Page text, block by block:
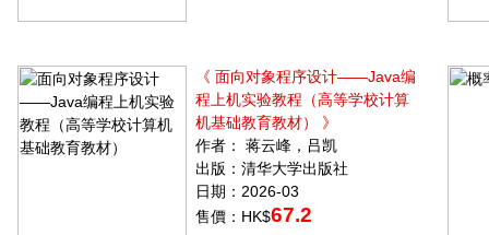
《 面向对象程序设计——Java编
程上机实验教程（高等学校计算
机基础教育教材） 》
作者： 蒋云峰，吕凯
出版：清华大学出版社
日期：2026-03
售價：HK$67.2